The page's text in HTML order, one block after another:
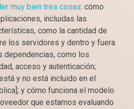
muy bien tres cosas: cómo
incluidas las
como la cantidad de
los servidores y dentro y fuera
dependencias, como los
acceso y autenticación;
y no está incluido en el
y cómo funciona el modelo
que estamos evaluando